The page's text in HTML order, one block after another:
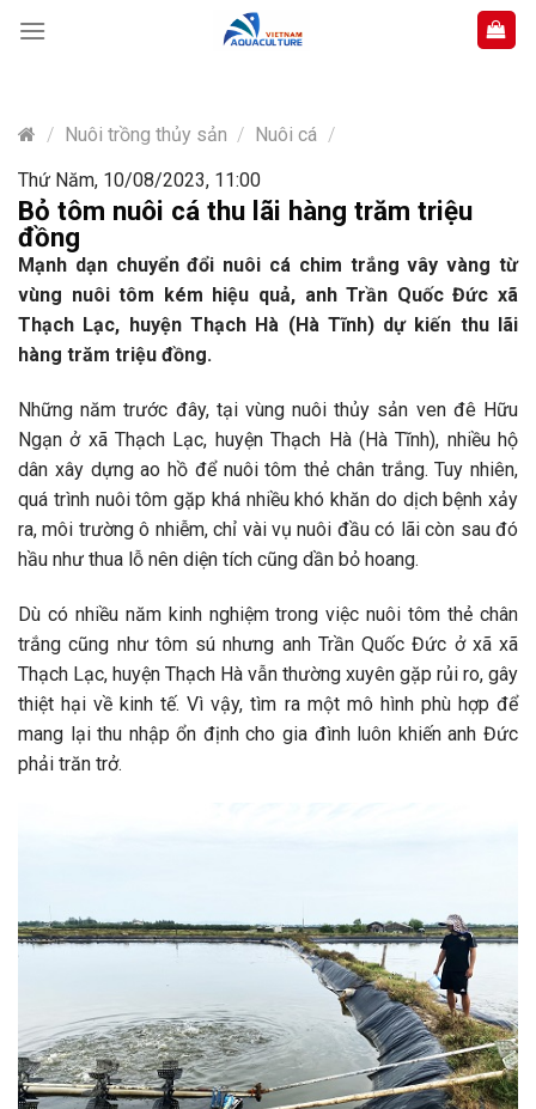
content
/ Nuôi trồng thủy sản / Nuôi cá /
Thứ Năm, 10/08/2023, 11:00
Bỏ tôm nuôi cá thu lãi hàng trăm triệu
đồng
Mạnh dạn chuyển đổi nuôi cá chim trắng vây vàng từ
vùng nuôi tôm kém hiệu quả, anh Trần Quốc Đức xã
Thạch Lạc, huyện Thạch Hà (Hà Tĩnh) dự kiến thu lãi
hàng trăm triệu đồng.
Những năm trước đây, tại vùng nuôi thủy sản ven đê Hữu
Ngạn ở xã Thạch Lạc, huyện Thạch Hà (Hà Tĩnh), nhiều hộ
dân xây dựng ao hồ để nuôi tôm thẻ chân trắng. Tuy nhiên,
quá trình nuôi tôm gặp khá nhiều khó khăn do dịch bệnh xảy
ra, môi trường ô nhiễm, chỉ vài vụ nuôi đầu có lãi còn sau đó
hầu như thua lỗ nên diện tích cũng dần bỏ hoang.
Dù có nhiều năm kinh nghiệm trong việc nuôi tôm thẻ chân
trắng cũng như tôm sú nhưng anh Trần Quốc Đức ở xã xã
Thạch Lạc, huyện Thạch Hà vẫn thường xuyên gặp rủi ro, gây
thiệt hại về kinh tế. Vì vậy, tìm ra một mô hình phù hợp để
mang lại thu nhập ổn định cho gia đình luôn khiến anh Đức
phải trăn trở.